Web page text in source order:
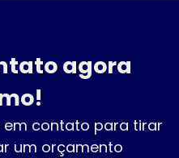
agora
em contato para tirar
um orçamento